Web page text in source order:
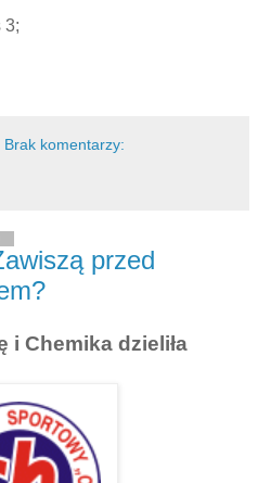
3;
Brak komentarzy:
przed
i Chemika dzieliła